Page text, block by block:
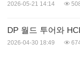
2026-05-21 14:14
DP 월드 투어와
2026-04-30 18:49